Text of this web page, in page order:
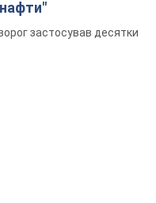
застосував десятки